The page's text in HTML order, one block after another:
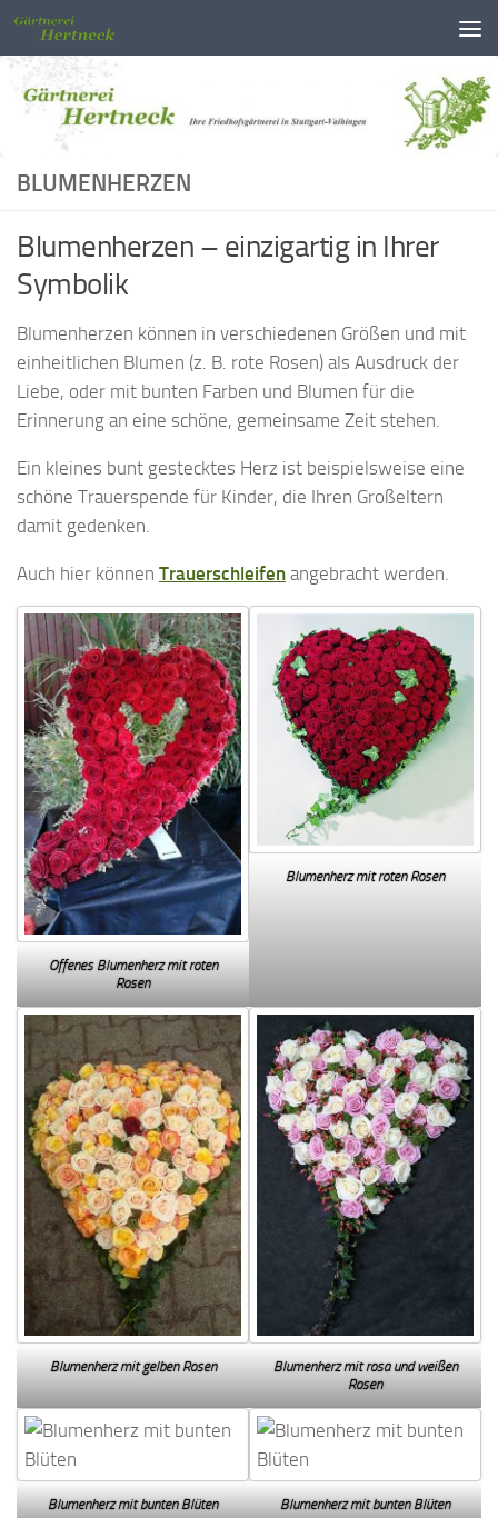
Unter dem Inhalt
BLUMENHERZEN
Blumenherzen – einzigartig in Ihrer
Symbolik
Blumenherzen können in verschiedenen Größen und mit
einheitlichen Blumen (z. B. rote Rosen) als Ausdruck der
Liebe, oder mit bunten Farben und Blumen für die
Erinnerung an eine schöne, gemeinsame Zeit stehen.
Ein kleines bunt gestecktes Herz ist beispielsweise eine
schöne Trauerspende für Kinder, die Ihren Großeltern
damit gedenken.
Auch hier können Trauerschleifen angebracht werden.
Offenes Blumenherz mit roten
Rosen
Blumenherz mit roten Rosen
Blumenherz mit gelben Rosen
Blumenherz mit rosa und weißen
Rosen
Blumenherz mit bunten Blüten Blumenherz mit bunten Blüten